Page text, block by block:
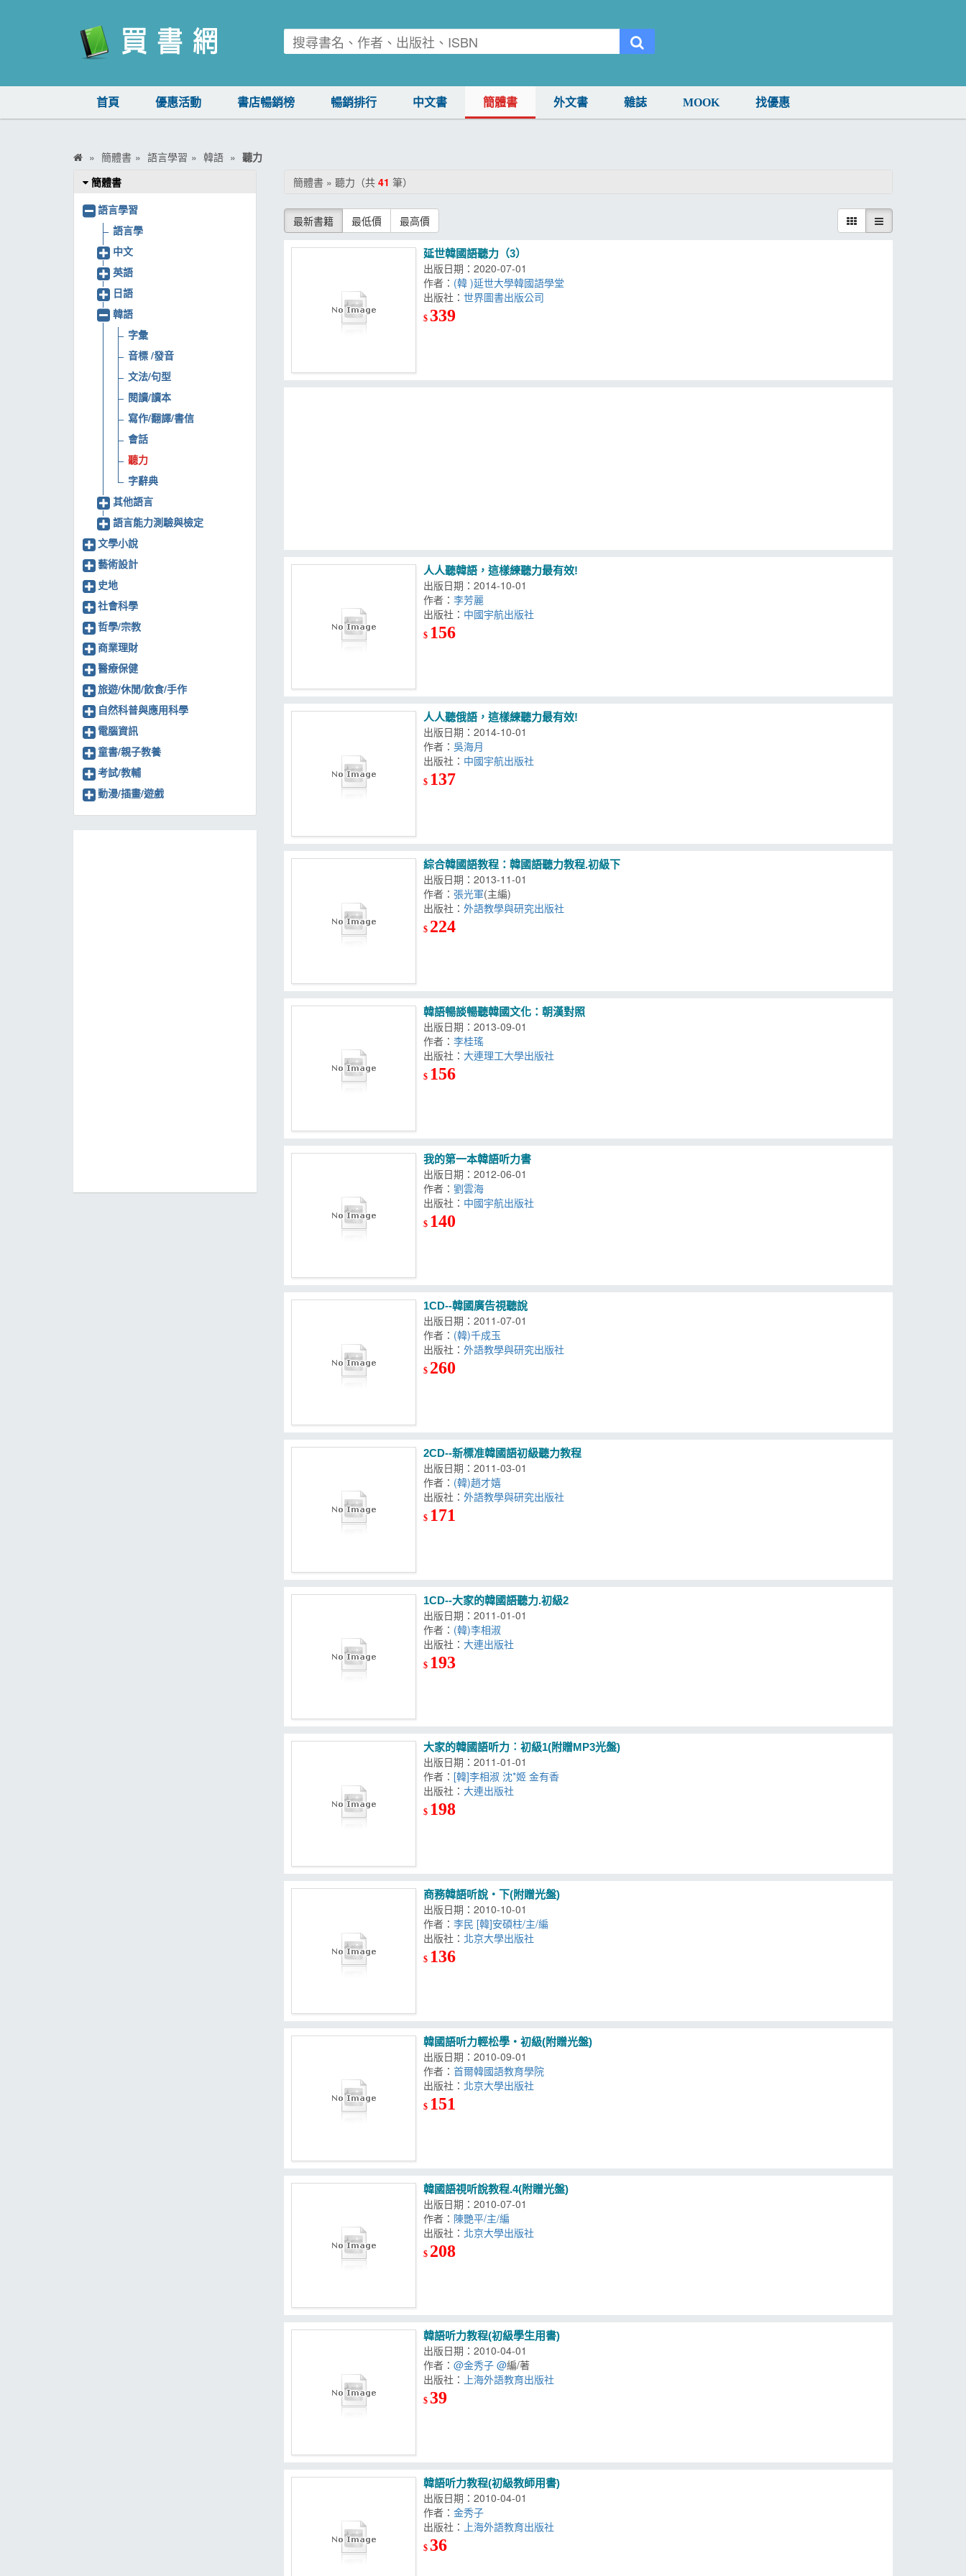
首頁 優惠活動 書店暢銷榜 暢銷排行 中文書 簡體書 外文書 雜誌 MOOK 找優惠
簡體書 語言學習 韓語
聽力
簡體書 » 聽力（共 41 筆）
最新書籍 最低價 最高價
延世韓國語聽力（3）
出版日期：2020-07-01
作者： (韓 )延世大學韓國語學堂
出版社：世界圖書出版公司
$ 339
人人聽韓語，這樣練聽力最有效!
出版日期：2014-10-01
作者：李芳麗
出版社： 中國宇航出版社
$ 156
人人聽俄語，這樣練聽力最有效!
出版日期：2014-10-01
作者：吳海月
出版社： 中國宇航出版社
$ 137
綜合韓國語教程：韓國語聽力教程.初級下
出版日期：2013-11-01
作者：張光軍(主編)
出版社：外語教學與研究出版社
$ 224
韓語暢談暢聽韓國文化：朝漢對照
出版日期：2013-09-01
作者：李桂瑤
出版社：大連理工大學出版社
$ 156
我的第一本韓語听力書
出版日期：2012-06-01
作者：劉雲海
出版社： 中國宇航出版社
$ 140
1CD--韓國廣告視聽說
出版日期：2011-07-01
作者： (韓)千成玉
出版社：外語教學與研究出版社
$ 260
2CD--新標准韓國語初級聽力教程
出版日期：2011-03-01
作者： (韓)趙才嬉
出版社：外語教學與研究出版社
$ 171
1CD--大家的韓國語聽力.初級2
出版日期：2011-01-01
作者： (韓)李相淑
出版社：大連出版社
$ 193
大家的韓國語听力︰初級1(附贈MP3光盤)
出版日期：2011-01-01
作者： [韓]李相淑 沈*姬 金有香
出版社：大連出版社
$ 198
商務韓語听說‧下(附贈光盤)
出版日期：2010-10-01
作者：李民 [韓]安碩柱/主/編
出版社： 北京大學出版社
$ 136
韓國語听力輕松學‧初級(附贈光盤)
出版日期：2010-09-01
作者：首爾韓國語教育學院
出版社： 北京大學出版社
$ 151
韓國語視听說教程.4(附贈光盤)
出版日期：2010-07-01
作者： 陳艷平/主/編
出版社： 北京大學出版社
$ 208
韓語听力教程(初級學生用書)
出版日期：2010-04-01
作者：@金秀子 @編/著
出版社： 上海外語教育出版社
$ 39
韓語听力教程(初級教師用書)
出版日期：2010-04-01
作者：金秀子
出版社： 上海外語教育出版社
$ 36
簡體書
語言學習
語言學
中文
英語
日語
韓語
字彙
音標 /發音
文法/句型
閱讀/讀本
寫作/翻譯/書信
會話
聽力
字辭典
其他語言
語言能力測驗與檢定
文學小說
藝術設計
史地
社會科學
哲學/宗教
商業理財
醫療保健
旅遊/休閒/飲食/手作
自然科普與應用科學
電腦資訊
童書/親子教養
考試/教輔
動漫/插畫/遊戲